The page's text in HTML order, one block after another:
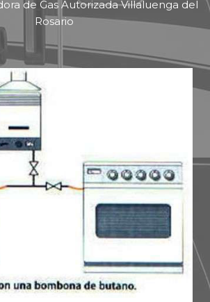
de Gas Autorizada Villaluenga del
Rosario